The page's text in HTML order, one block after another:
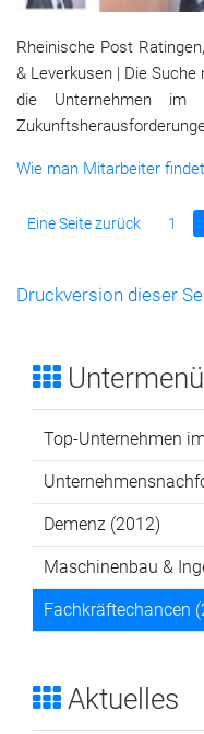
Rheinische Post
& Leverkusen | Die
die Unternehmen im
Wie man Mitarbeiter
Eine Seite zurück 1
Druckversion dieser
Untermenü
Top-Unternehmen
Demenz (2012)
Maschinenbau &
Fachkräftechancen
Aktuelles